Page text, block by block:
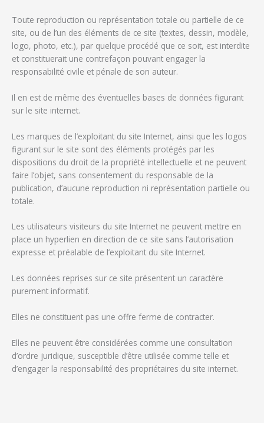
Toute reproduction ou représentation totale ou partielle de ce
site, ou de l’un des éléments de ce site (textes, dessin, modèle,
logo, photo, etc.), par quelque procédé que ce soit, est interdite
et constituerait une contrefaçon pouvant engager la
responsabilité civile et pénale de son auteur.
Il en est de même des éventuelles bases de données figurant
sur le site internet.
Les marques de l’exploitant du site Internet, ainsi que les logos
figurant sur le site sont des éléments protégés par les
dispositions du droit de la propriété intellectuelle et ne peuvent
faire l’objet, sans consentement du responsable de la
publication, d’aucune reproduction ni représentation partielle ou
totale.
Les utilisateurs visiteurs du site Internet ne peuvent mettre en
place un hyperlien en direction de ce site sans l’autorisation
expresse et préalable de l’exploitant du site Internet.
Les données reprises sur ce site présentent un caractère
purement informatif.
Elles ne constituent pas une offre ferme de contracter.
Elles ne peuvent être considérées comme une consultation
d’ordre juridique, susceptible d’être utilisée comme telle et
d’engager la responsabilité des propriétaires du site internet.